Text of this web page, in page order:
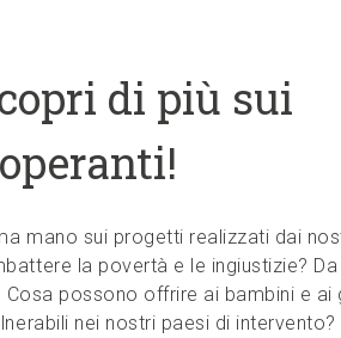
di più sui
mano sui progetti realizzati dai
la povertà e le ingiustizie? Da
possono offrire ai bambini e ai
nei nostri paesi di intervento?